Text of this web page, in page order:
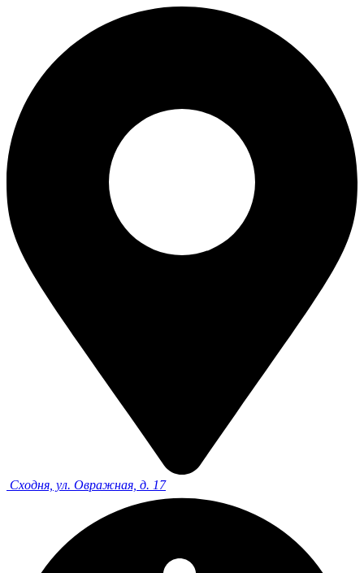
Сходня, ул. Овражная, д. 17